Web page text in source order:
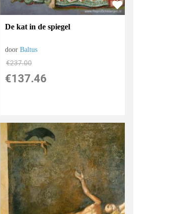
De kat in de spiegel
doorBaltus
€237.00
€137.46